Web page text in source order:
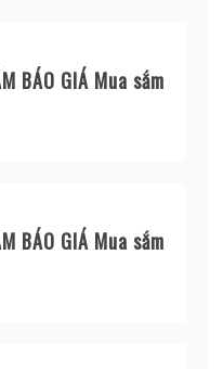
BÁO GIÁ Mua sắm
BÁO GIÁ Mua sắm